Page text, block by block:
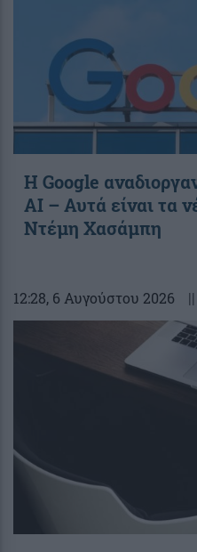
Η Google
AI – Αυτά είναι τα
Ντέμη Χασάμπη
12:28, 6 Αυγούστου 2026 ||